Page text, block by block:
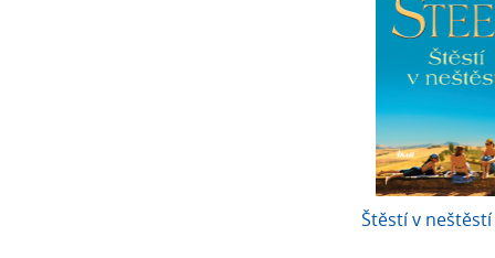
Štěstí v neštěstí